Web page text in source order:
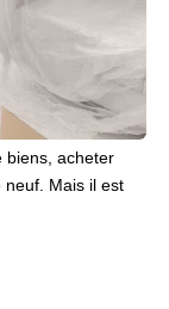
biens, acheter
neuf. Mais il est